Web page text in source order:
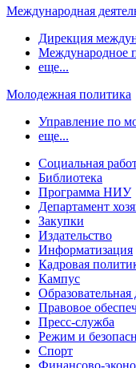
Международная
Дирекция
Международное
еще...
Молодежная политика
Управление по
еще...
Социальная
Библиотека
Программа НИУ
Департамент
Закупки
Издательство
Информатизация
Кадровая
Кампус
Образовательная
Правовое
Пресс-служба
Режим и
Спорт
Финансово-